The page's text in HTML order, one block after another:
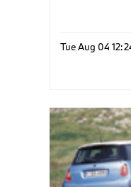
Tue Aug 04